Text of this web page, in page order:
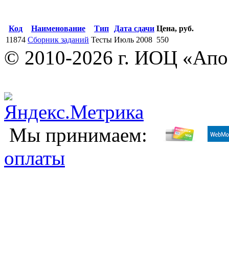
Код Наименование Тип Дата сдачи Цена, руб.
11874 Сборник заданий Тесты Июль 2008 550
© 2010-2026 г. ИОЦ
Мы принимаем:
оплаты